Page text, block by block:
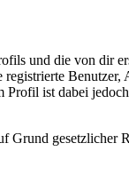
und die von dir
Profil ist dabei
gesetzlicher